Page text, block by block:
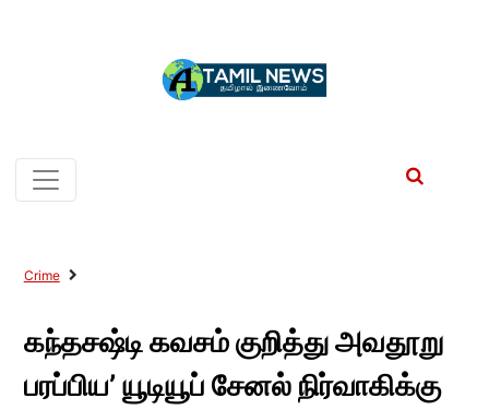
Crime
கந்தசஷ்டி கவசம் குறித்து அவதூறு
பரப்பிய’ யூடியூப் சேனல் நிர்வாகிக்கு